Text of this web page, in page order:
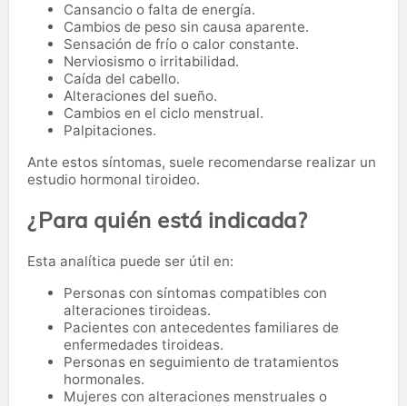
Cansancio o falta de energía.
Cambios de peso sin causa aparente.
Sensación de frío o calor constante.
Nerviosismo o irritabilidad.
Caída del cabello.
Alteraciones del sueño.
Cambios en el ciclo menstrual.
Palpitaciones.
Ante estos síntomas, suele recomendarse realizar un
estudio hormonal tiroideo.
¿Para quién está indicada?
Esta analítica puede ser útil en:
Personas con síntomas compatibles con
alteraciones tiroideas.
Pacientes con antecedentes familiares de
enfermedades tiroideas.
Personas en seguimiento de tratamientos
hormonales.
Mujeres con alteraciones menstruales o